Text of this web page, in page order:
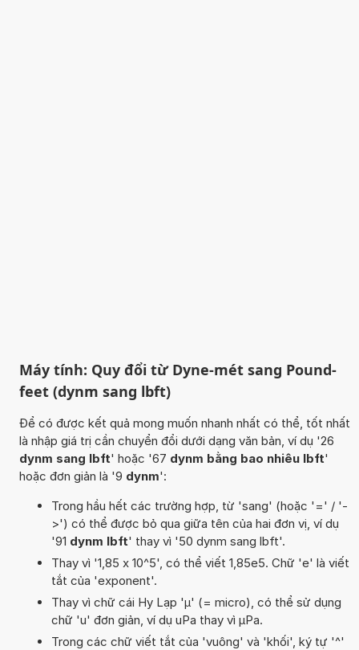
Máy tính: Quy đổi từ Dyne-mét sang Pound-
feet (dynm sang lbft)
Để có được kết quả mong muốn nhanh nhất có thể, tốt nhất
là nhập giá trị cần chuyển đổi dưới dạng văn bản, ví dụ '26
dynm sang lbft' hoặc '67 dynm bằng bao nhiêu lbft'
hoặc đơn giản là '9 dynm':
Trong hầu hết các trường hợp, từ 'sang' (hoặc '=' / '-
>') có thể được bỏ qua giữa tên của hai đơn vị, ví dụ
'91 dynm lbft' thay vì '50 dynm sang lbft'.
Thay vì '1,85 x 10^5', có thể viết 1,85e5. Chữ 'e' là viết
tắt của 'exponent'.
Thay vì chữ cái Hy Lạp 'µ' (= micro), có thể sử dụng
chữ 'u' đơn giản, ví dụ uPa thay vì µPa.
Trong các chữ viết tắt của 'vuông' và 'khối', ký tự '^'